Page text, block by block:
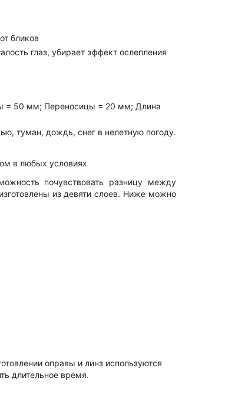
бликов
глаз, убирает эффект ослепления
= 50 мм; Переносицы = 20 мм; Длина
туман, дождь, снег в нелетную погоду.
в любых условиях
почувствовать разницу между
из девяти слоев. Ниже можно
оправы и линз используются
длительное время.